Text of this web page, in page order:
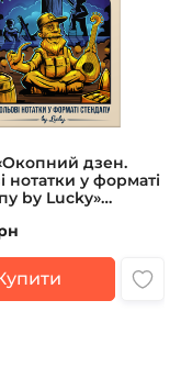
дзен.
нотатки у форматі
by Lucky»
Юрков